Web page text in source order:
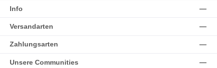
Info
Versandarten
Zahlungsarten
Unsere Communities